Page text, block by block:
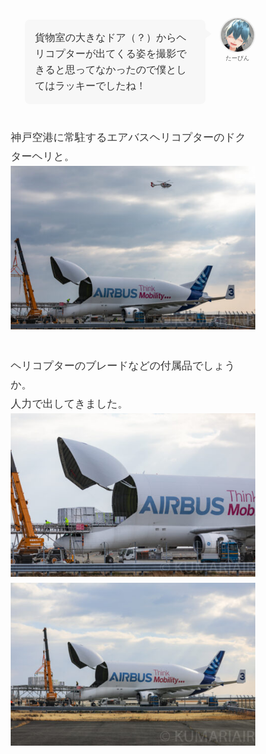
たーびん
貨物室の大きなドア（？）からヘ
リコプターが出てくる姿を撮影で
きると思ってなかったので僕とし
てはラッキーでしたね！
神戸空港に常駐するエアバスヘリコプターのドク
ターヘリと。
ヘリコプターのブレードなどの付属品でしょう
か。
人力で出してきました。